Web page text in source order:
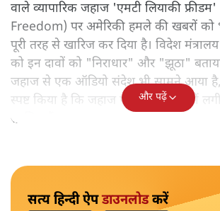
वाले व्यापारिक जहाज 'एमटी लियाकी
Freedom) पर अमेरिकी हमले की खबरों को
पूरी तरह से खारिज कर दिया है। विदेश
को इन दावों को "निराधार" और "झूठा"
जहाज से एक ऑडियो संदेश भी सामने आया है,
स्पष्ट किया है कि जहाज पर कोई आग नहीं
सुरक्षित हैं।
और पढ़ें
सत्य हिन्दी ऐपडाउनलोडकरें